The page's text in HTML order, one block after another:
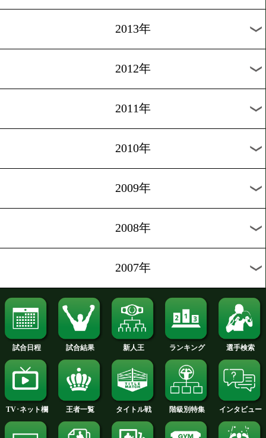
2021年
2020年
2019年
2018年
2016年
2015年
2014年